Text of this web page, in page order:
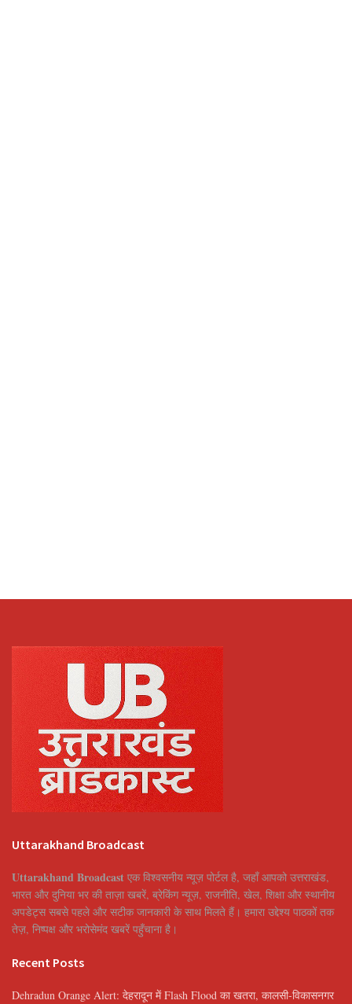
Uttarakhand Broadcast
Uttarakhand Broadcast एक विश्वसनीय न्यूज़ पोर्टल है, जहाँ आपको उत्तराखंड,
भारत और दुनिया भर की ताज़ा खबरें, ब्रेकिंग न्यूज़, राजनीति, खेल, शिक्षा और स्थानीय
अपडेट्स सबसे पहले और सटीक जानकारी के साथ मिलते हैं। हमारा उद्देश्य पाठकों तक
तेज़, निष्पक्ष और भरोसेमंद खबरें पहुँचाना है।
Recent Posts
Dehradun Orange Alert: देहरादून में Flash Flood का खतरा, कालसी-विकासनगर